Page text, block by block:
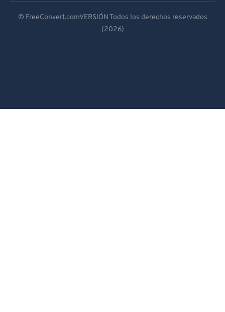
Español
© FreeConvert.comVERSIÓN Todos los derechos reservados
(2026)